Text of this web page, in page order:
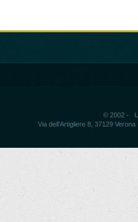
© 2002 -
Via dell'Artigliere 8, 37129